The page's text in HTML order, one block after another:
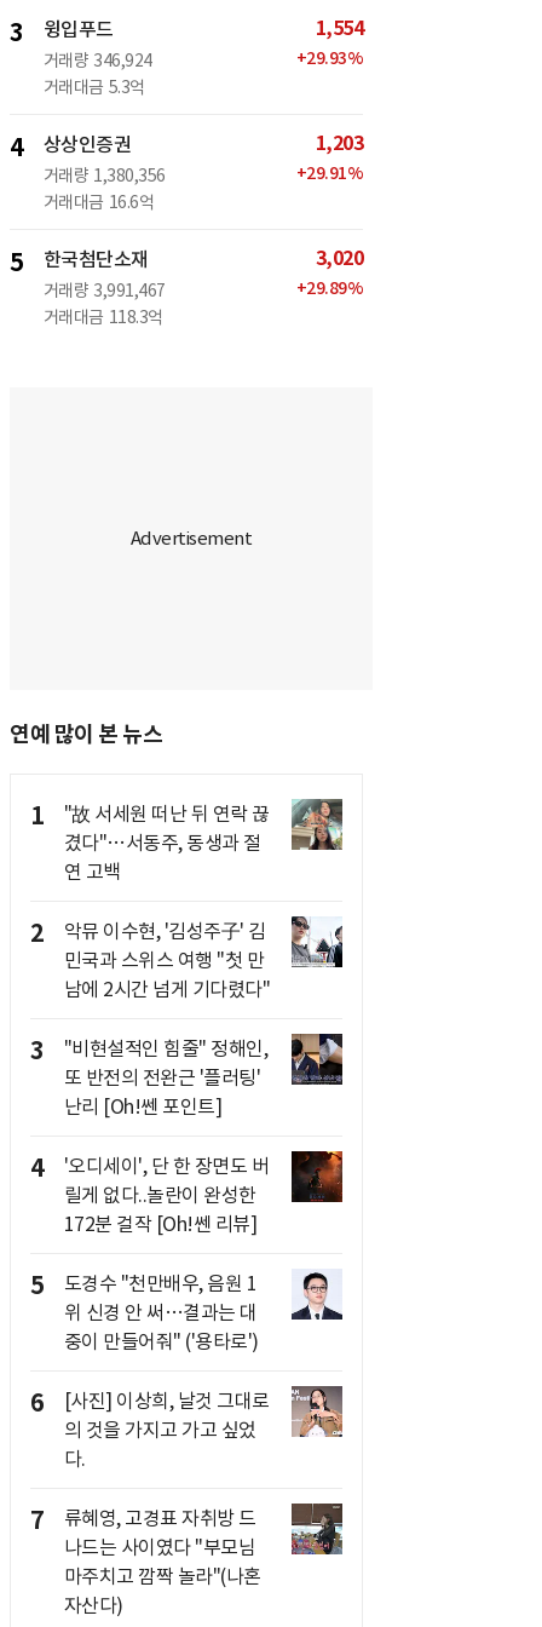
3 윙입푸드
거래량 346,924
거래대금 5.3억
1,554
+29.93%
4 상상인증권
거래량 1,380,356
거래대금 16.6억
1,203
+29.91%
5 한국첨단소재
거래량 3,991,467
거래대금 118.3억
3,020
+29.89%
연예 많이 본 뉴스
1
"故 서세원 떠난 뒤 연락 끊
겼다"…서동주, 동생과 절
연 고백
2
악뮤 이수현, '김성주子' 김
민국과 스위스 여행 "첫 만
남에 2시간 넘게 기다렸다"
3
"비현설적인 힘줄" 정해인,
또 반전의 전완근 '플러팅'
난리 [Oh!쎈 포인트]
4
'오디세이', 단 한 장면도 버
릴게 없다..놀란이 완성한
172분 걸작 [Oh!쎈 리뷰]
5
도경수 "천만배우, 음원 1
위 신경 안 써…결과는 대
중이 만들어줘" ('용타로')
6
[사진] 이상희, 날것 그대로
의 것을 가지고 가고 싶었
다.
7
류혜영, 고경표 자취방 드
나드는 사이였다 "부모님
마주치고 깜짝 놀라"(나혼
자산다)